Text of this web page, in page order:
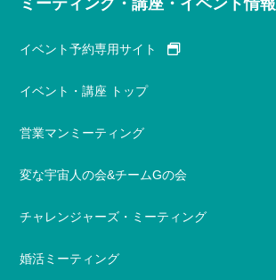
ミーティング・講座・イベント情報
イベント予約専用サイト
イベント・講座 トップ
営業マンミーティング
変な宇宙人の会&チームGの会
チャレンジャーズ・ミーティング
婚活ミーティング